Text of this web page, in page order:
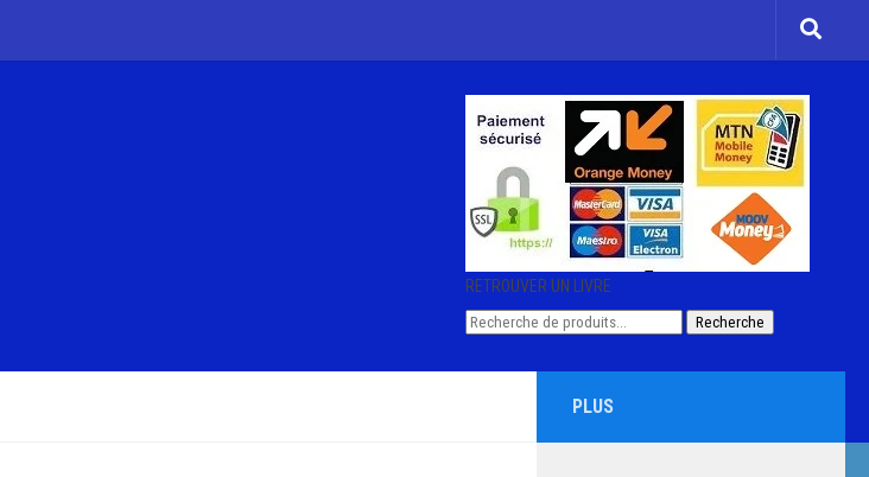
RETROUVER UN LIVRE
Recherche
Recherche
PLUS